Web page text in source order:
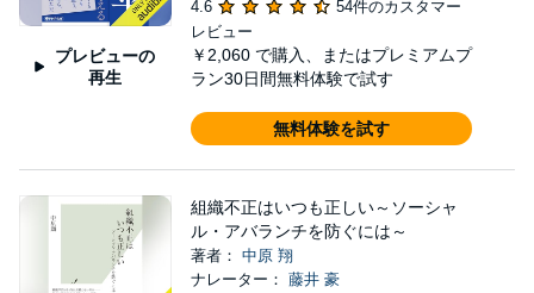
プレビューの
再生
4.6
54件のカスタマー
レビュー
￥2,060 で購入、またはプレミアムプ
ラン30日間無料体験で試す
無料体験を試す
組織不正はいつも正しい～ソーシャ
ル・アバランチを防ぐには～
著者： 中原 翔
ナレーター： 藤井 豪